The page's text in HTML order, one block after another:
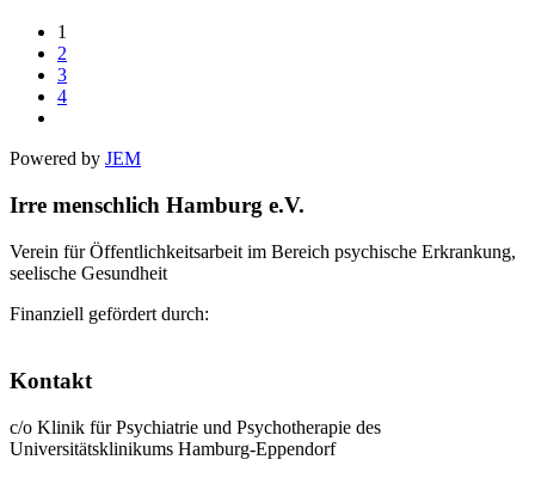
1
2
3
4
Powered by JEM
Irre menschlich Hamburg e.V.
Verein für Öffentlichkeitsarbeit im Bereich psychische Erkrankung,
seelische Gesundheit
Finanziell gefördert durch:
Kontakt
c/o Klinik für Psychiatrie und Psychotherapie des
Universitätsklinikums Hamburg-Eppendorf